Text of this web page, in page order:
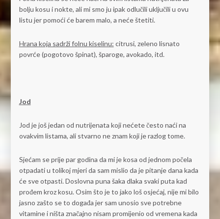
bolju kosu i nokte, ali mi smo ju ipak odlučili uključili u ovu
listu jer pomoći će barem malo, a neće štetiti.
Hrana koja sadrži folnu kiselinu: citrusi, zeleno lisnato
povrće (pogotovo špinat), šparoge, avokado, itd.
Jod
Jod je još jedan od nutrijenata koji nećete često naći na
ovakvim listama, ali stvarno ne znam koji je razlog tome.
Sjećam se prije par godina da mi je kosa od jednom počela
otpadati u tolikoj mjeri da sam mislio da je pitanje dana kada
će sve otpasti. Doslovna puna šaka dlaka svaki puta kad
prođem kroz kosu. Osim što je to jako loš osjećaj, nije mi bilo
jasno zašto se to događa jer sam unosio sve potrebne
vitamine i ništa značajno nisam promijenio od vremena kada